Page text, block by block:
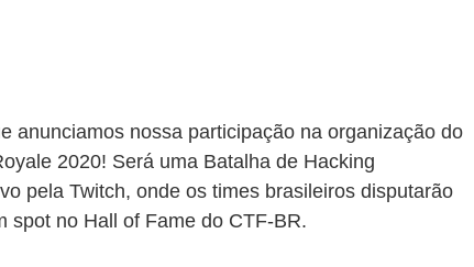
anunciamos nossa participação na organização do
2020! Será uma Batalha de Hacking
pela Twitch, onde os times brasileiros disputarão
spot no Hall of Fame do CTF-BR.